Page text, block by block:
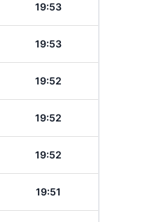
19:53
19:53
19:52
19:52
19:52
19:51